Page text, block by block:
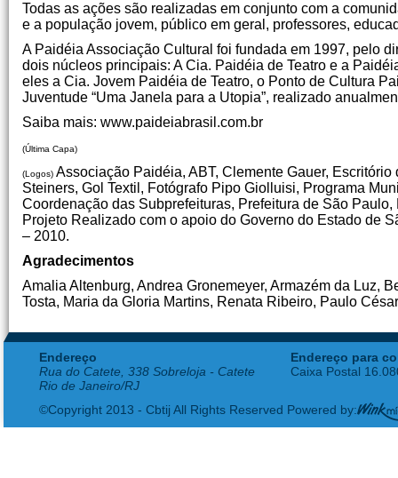
Todas as ações são realizadas em conjunto com a
e a população jovem, público em geral, professores,
A Paidéia Associação Cultural foi fundada em 1997, pelo
dois núcleos principais: A Cia. Paidéia de Teatro e a
eles a Cia. Jovem Paidéia de Teatro, o Ponto de Cultura
Juventude “Uma Janela para a Utopia”, realizado
Saiba mais: www.paideiabrasil.com.br
(Última Capa)
(Logos) Associação Paidéia, ABT, Clemente Gauer,
Steiners, Gol Textil, Fotógrafo Pipo Giolluisi, Programa
Coordenação das Subprefeituras, Prefeitura de São
Projeto Realizado com o apoio do Governo do Estado de
– 2010.
Agradecimentos
Amalia Altenburg, Andrea Gronemeyer, Armazém da Luz,
Tosta, Maria da Gloria Martins, Renata Ribeiro, Paulo
Endereço
Rua do Catete, 338 Sobreloja - Catete
Rio de Janeiro/RJ
Endereço para
Caixa Postal
©Copyright 2013 - Cbtij All Rights Reserved Powered by: